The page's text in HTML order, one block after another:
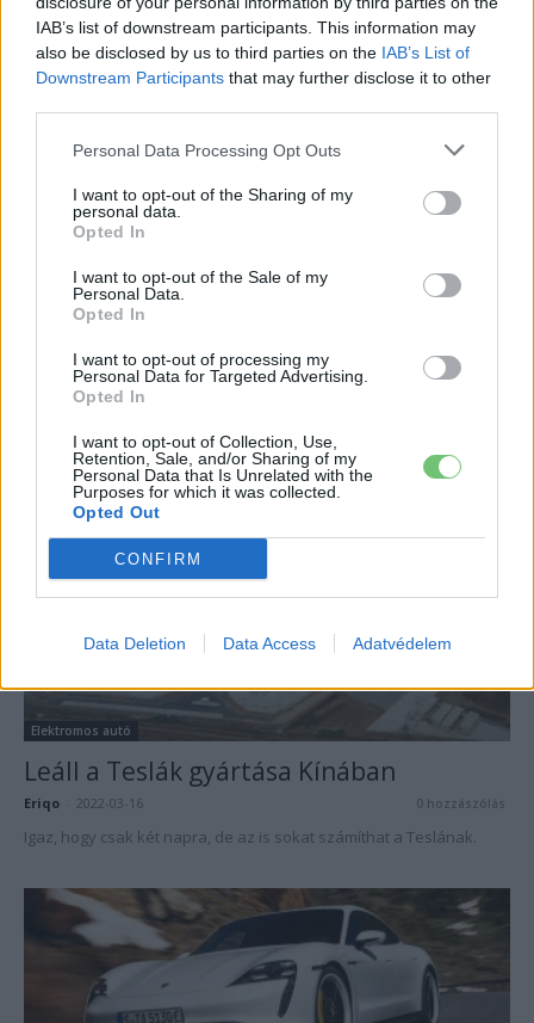
IAB’s list of downstream participants. This information may
also be disclosed by us to third parties on the IAB’s List of
Downstream Participants that may further disclose it to other
Personal Data Processing Opt Outs
I want to opt-out of the Sharing of my
personal data.
Opted In
I want to opt-out of the Sale of my
Personal Data.
Opted In
I want to opt-out of processing my
Personal Data for Targeted Advertising.
Opted In
I want to opt-out of Collection, Use,
Retention, Sale, and/or Sharing of my
Personal Data that Is Unrelated with the
Purposes for which it was collected.
Opted Out
CONFIRM
Data Deletion Data Access Adatvédelem
Néhány napra kénytelenek voltak leállítani az elektromos Megane
gyártását.
Elektromos autó
Több napra leáll a Tesla gigagyára
Kínában
Leáll a Tesla Model 3 és Y gyártása Kínában.
Elektromos autó
Leáll a Teslák gyártása Kínában
Eriqo 2022-03-16 0 hozzászólás
Igaz, hogy csak két napra, de az is sokat számíthat a Teslának.